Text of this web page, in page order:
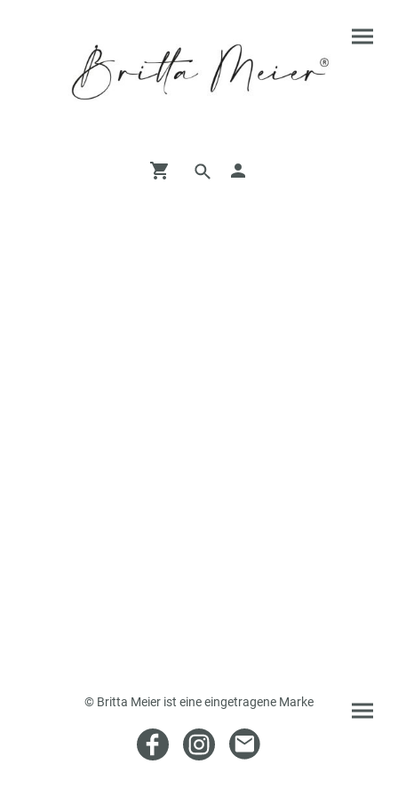
© Britta Meier ist eine eingetragene Marke